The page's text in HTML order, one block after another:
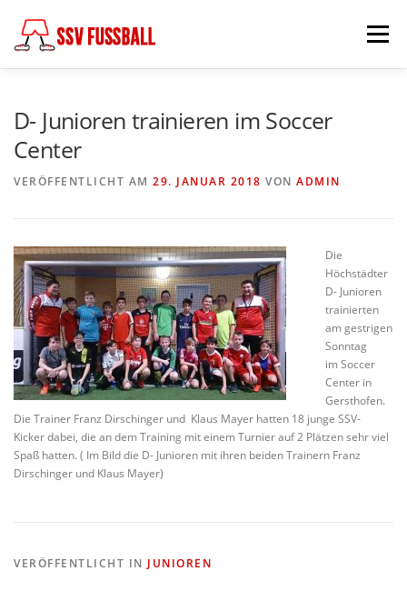
Inhalt
springen
Menü
KONTAKT
D- Junioren trainieren im Soccer
Center
VERÖFFENTLICHT AM 29. JANUAR 2018 VON ADMIN
Die
Höchstädter
D- Junioren
trainierten
am gestrigen
Sonntag
im Soccer
Center in
Gersthofen.
Die Trainer Franz Dirschinger und Klaus Mayer hatten 18 junge SSV-
Kicker dabei, die an dem Training mit einem Turnier auf 2 Plätzen sehr viel
Spaß hatten. ( Im Bild die D- Junioren mit ihren beiden Trainern Franz
Dirschinger und Klaus Mayer)
VERÖFFENTLICHT IN JUNIOREN